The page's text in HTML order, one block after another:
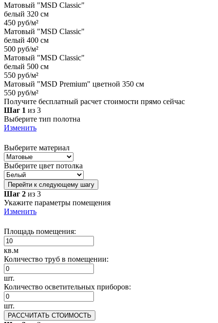
Матовый "MSD Classic"
белый 320 см
450 руб/м²
Матовый "MSD Classic"
белый 400 см
500 руб/м²
Матовый "MSD Classic"
белый 500 см
550 руб/м²
Матовый "MSD Premium" цветной 350 см
550 руб/м²
Получите бесплатный расчет стоимости прямо сейчас
Шаг 1 из 3
Выберите тип полотна
Изменить
Выберите материал
Выберите цвет потолка
Перейти к следующему шагу
Шаг 2 из 3
Укажите параметры помещения
Изменить
Площадь помещения:
кв.м
Количество труб в помещении:
шт.
Количество осветительных приборов:
шт.
РАССЧИТАТЬ СТОИМОСТЬ